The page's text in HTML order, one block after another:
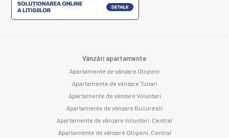
Vânzări apartamente
Apartamente de vânzare Otopeni
Apartamente de vânzare Tunari
Apartamente de vânzare Voluntari
Apartamente de vânzare Bucuresti
Apartamente de vânzare Voluntari, Central
Apartamente de vânzare Otopeni, Central